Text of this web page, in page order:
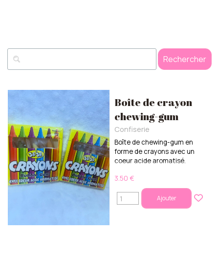
Rechercher
Boîte de crayon
chewing-gum
Confiserie
Boîte de chewing-gum en
forme de crayons avec un
coeur acide aromatisé.
3.50 €
Ajouter